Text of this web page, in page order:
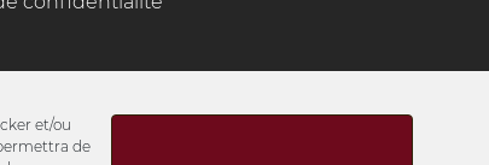
et/ou
de
o
g